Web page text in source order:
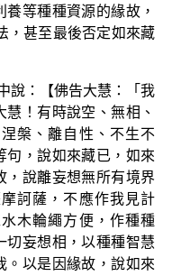
等種種資源的緣故，
，甚至最後否定如來藏
說：【佛告大慧：「我
！有時說空、無相、
槃、離自性、不生不
句，說如來藏已，如來
，說離妄想無所有境界
訶薩，不應作我見計
木輪繩方便，作種種
切妄想相，以種種智慧
。以是因緣故，說如來